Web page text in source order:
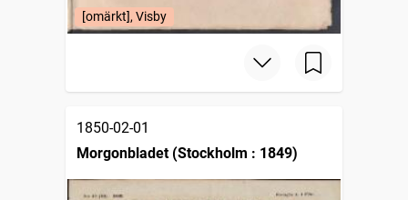
[omärkt], Visby
1850-02-01
Morgonbladet (Stockholm : 1849)